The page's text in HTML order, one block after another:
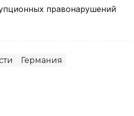
правонарушений
Германия